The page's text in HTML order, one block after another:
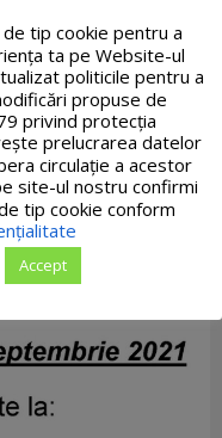
tip cookie pentru a
ta pe Website-ul
politicile pentru a
propuse de
privind protecția
prelucrarea datelor
circulație a acestor
site-ul nostru confirmi
tip cookie conform
Accept